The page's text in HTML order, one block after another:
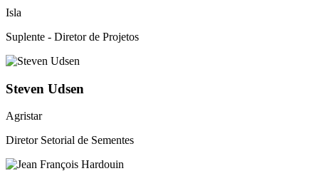
Isla
Suplente - Diretor de Projetos
Steven Udsen
Agristar
Diretor Setorial de Sementes